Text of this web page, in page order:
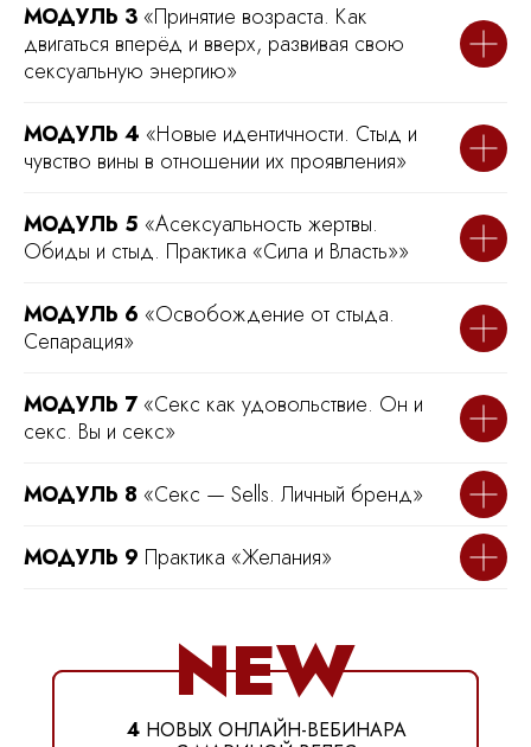
МОДУЛЬ 3 «Принятие возраста. Как
двигаться вперёд и вверх, развивая свою
сексуальную энергию»
МОДУЛЬ 4 «Новые идентичности. Стыд и
чувство вины в отношении их проявления»
МОДУЛЬ 5 «Асексуальность жертвы.
Обиды и стыд. Практика «Сила и Власть»»
МОДУЛЬ 6 «Освобождение от стыда.
Сепарация»
МОДУЛЬ 7 «Секс как удовольствие. Он и
секс. Вы и секс»
МОДУЛЬ 8 «Секс — Sells. Личный бренд»
МОДУЛЬ 9 Практика «Желания»
NEW
4 НОВЫХ ОНЛАЙН-ВЕБИНАРА